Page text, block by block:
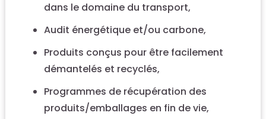
dans le domaine du transport,
Audit énergétique et/ou carbone,
Produits conçus pour être facilement
démantelés et recyclés,
Programmes de récupération des
produits/emballages en fin de vie,